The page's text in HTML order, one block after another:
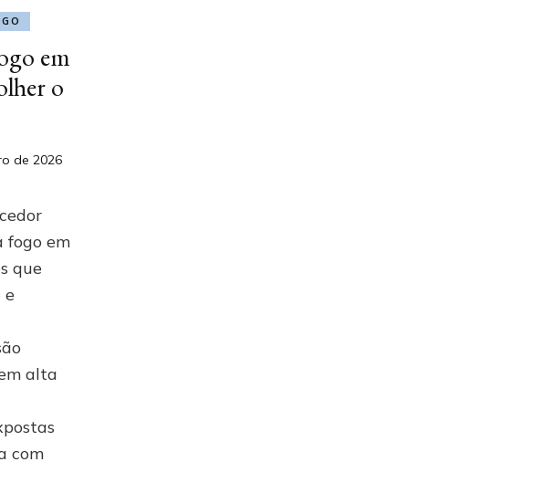
em
o
de 2026
fogo em
que
e
alta
com